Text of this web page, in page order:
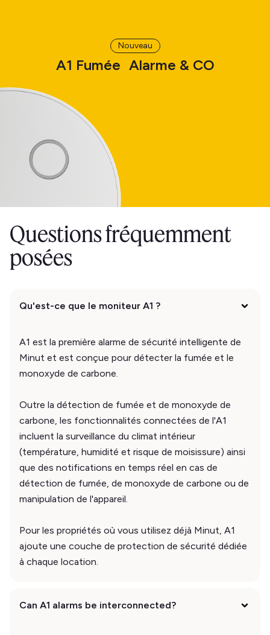
Nouveau
A1 Fumée Alarme & CO
Questions fréquemment
posées
Qu'est-ce que le moniteur A1 ?
A1 est la première alarme de sécurité intelligente de
Minut et est conçue pour détecter la fumée et le
monoxyde de carbone.
Outre la détection de fumée et de monoxyde de
carbone, les fonctionnalités connectées de l'A1
incluent la surveillance du climat intérieur
(température, humidité et risque de moisissure) ainsi
que des notifications en temps réel en cas de
détection de fumée, de monoxyde de carbone ou de
manipulation de l'appareil.
Pour les propriétés où vous utilisez déjà Minut, A1
ajoute une couche de protection de sécurité dédiée
à chaque location.
Can A1 alarms be interconnected?